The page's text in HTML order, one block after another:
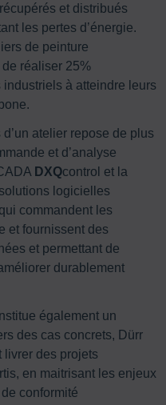
et distribués
les pertes d’énergie.
de peinture
réaliser 25%
industriels à atteindre leurs
d’un atelier repose de plus
et d’analyse
DXQcontrol et la
logicielles
commandent les
et fournissent des
et permettant de
durablement
également un
des cas concrets, Dürr
livrer des projets
en maitrisant les enjeux
conformité